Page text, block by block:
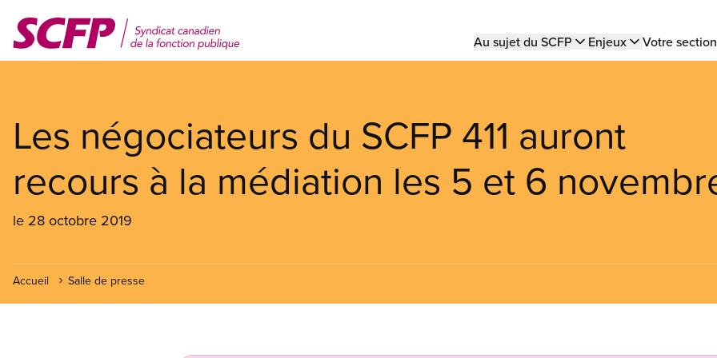
contenu
Main
Au sujet du SCFP Enjeux Votre
Les négociateurs du SCFP 411 auront
recours à la médiation les 5 et 6
le 28 octobre 2019
Accueil Salle de presse